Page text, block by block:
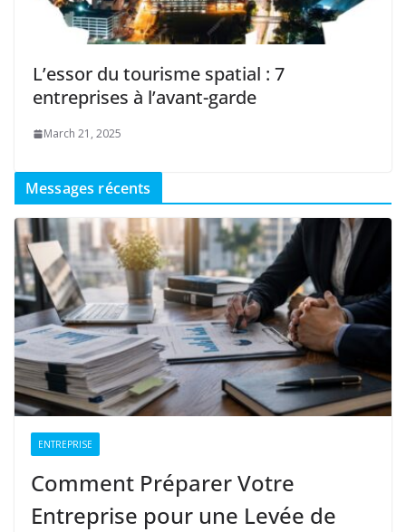
L’essor du tourisme spatial : 7
entreprises à l’avant-garde
March 21, 2025
Messages récents
ENTREPRISE
Comment Préparer Votre
Entreprise pour une Levée de